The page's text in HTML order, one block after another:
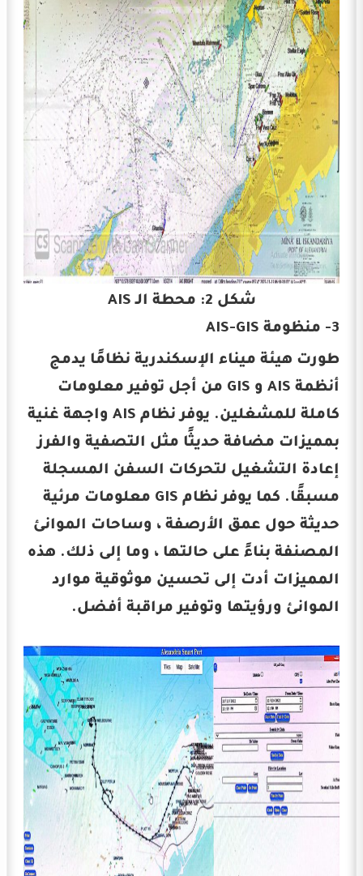
شكل 2: محطة الـ AIS
3- منظومة AIS-GIS
طورت هيئة ميناء الإسكندرية نظامًا يدمج
أنظمة AIS و GIS من أجل توفير معلومات
كاملة للمشغلين. يوفر نظام AIS واجهة غنية
بمميزات مضافة حديثًا مثل التصفية والفرز
إعادة التشغيل لتحركات السفن المسجلة
مسبقًا. كما يوفر نظام GIS معلومات مرئية
حديثة حول عمق الأرصفة ، وساحات الموانئ
المصنفة بناءً على حالتها ، وما إلى ذلك. هذه
المميزات أدت إلى تحسين موثوقية موارد
الموانئ ورؤيتها وتوفير مراقبة أفضل.